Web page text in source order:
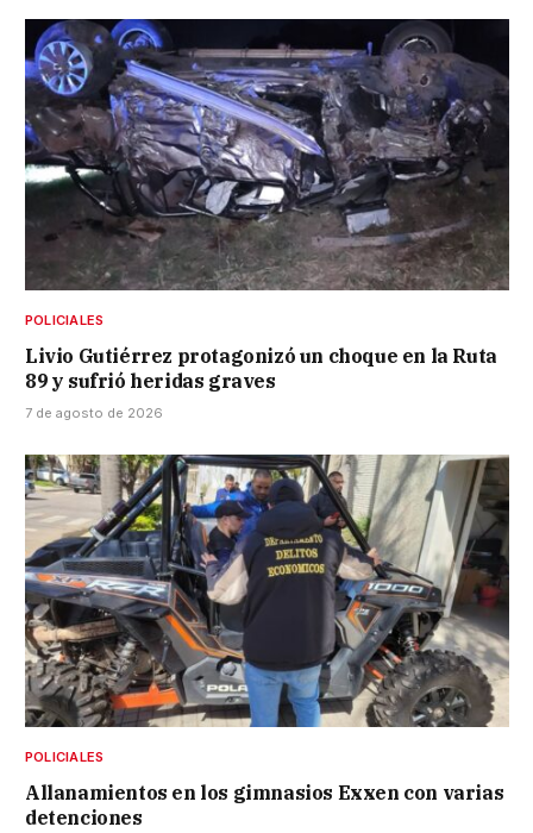
POLICIALES
Livio Gutiérrez protagonizó un choque en la Ruta
89 y sufrió heridas graves
7 de agosto de 2026
POLICIALES
Allanamientos en los gimnasios Exxen con varias
detenciones